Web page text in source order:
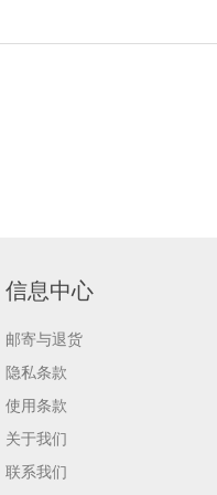
信息中心
邮寄与退货
隐私条款
使用条款
关于我们
联系我们